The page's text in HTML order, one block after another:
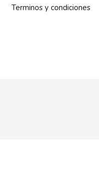
Terminos y condiciones